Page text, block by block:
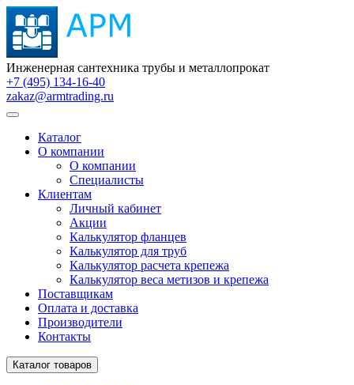
Инженерная сантехника трубы и металлопрокат
+7 (495) 134-16-40
zakaz@armtrading.ru
Каталог
О компании
О компании
Специалисты
Клиентам
Личный кабинет
Акции
Калькулятор фланцев
Калькулятор для труб
Калькулятор расчета крепежа
Калькулятор веса метизов и крепежа
Поставщикам
Оплата и доставка
Производители
Контакты
Каталог товаров